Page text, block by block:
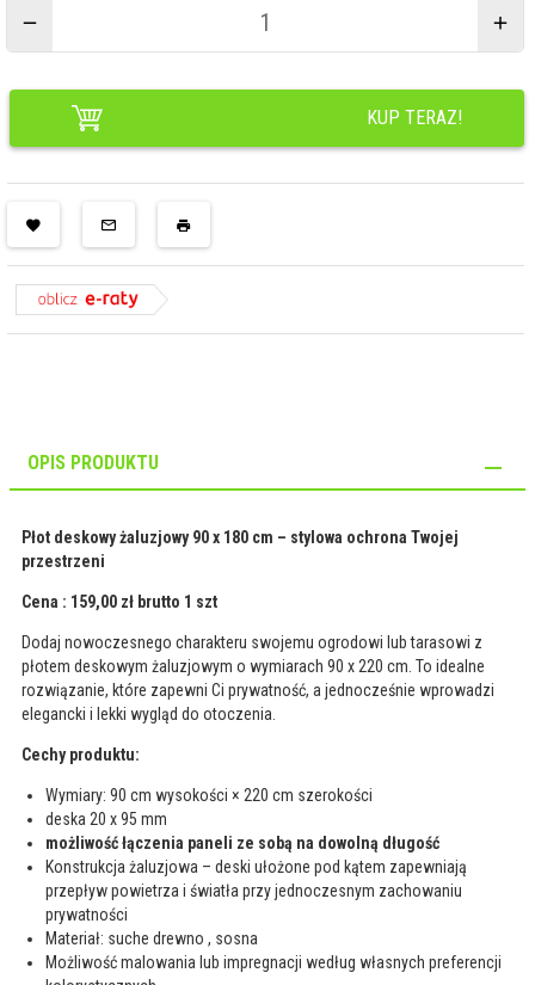
KUP TERAZ!
OPIS PRODUKTU
Płot deskowy żaluzjowy 90 x 180 cm – stylowa ochrona Twojej
przestrzeni
Cena : 159,00 zł brutto 1 szt
Dodaj nowoczesnego charakteru swojemu ogrodowi lub tarasowi z
płotem deskowym żaluzjowym o wymiarach 90 x 220 cm. To idealne
rozwiązanie, które zapewni Ci prywatność, a jednocześnie wprowadzi
elegancki i lekki wygląd do otoczenia.
Cechy produktu:
Wymiary: 90 cm wysokości × 220 cm szerokości
deska 20 x 95 mm
możliwość łączenia paneli ze sobą na dowolną długość
Konstrukcja żaluzjowa – deski ułożone pod kątem zapewniają
przepływ powietrza i światła przy jednoczesnym zachowaniu
prywatności
Materiał: suche drewno , sosna
Możliwość malowania lub impregnacji według własnych preferencji